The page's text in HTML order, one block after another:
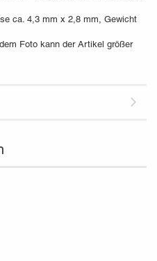
ca. 4,3 mm x 2,8 mm, Gewicht
Foto kann der Artikel größer